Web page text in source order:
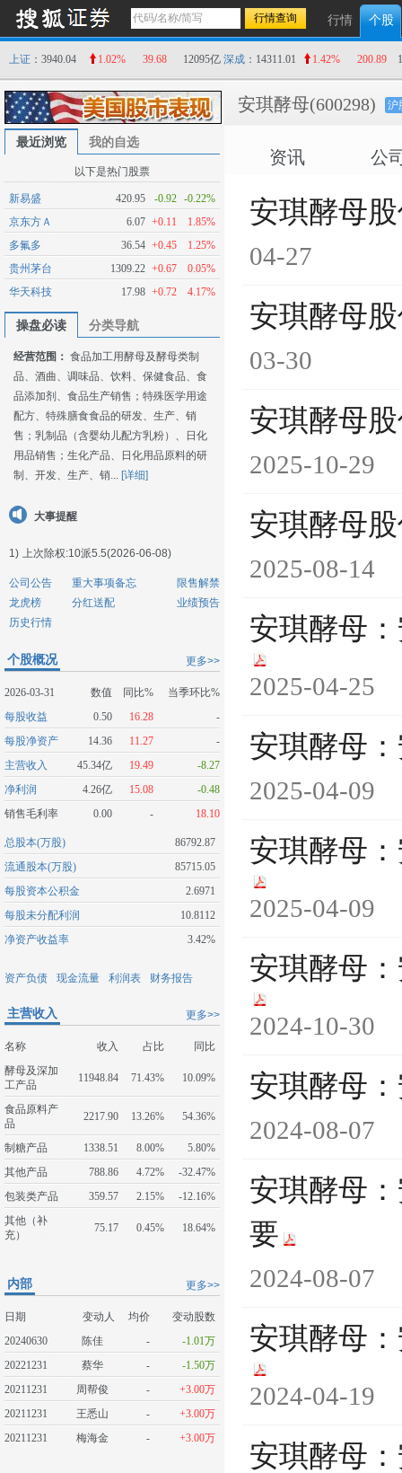
行情 个股
上证 ：3940.04 1.02% 39.68 12095亿 深成 ：14311.01 1.42% 200.89
最近浏览 我的自选
以下是热门股票
新易盛 420.95 -0.92 -0.22%
京东方Ａ
6.07 +0.11
1.85%
多氟多
36.54 +0.45
1.25%
贵州茅台
1309.22 +0.67
0.05%
华天科技
17.98 +0.72 4.17%
操盘必读 分类导航
经营范围： 食品加工用酵母及酵母类制
品、酒曲、调味品、饮料、保健食品、食
品添加剂、食品生产销售；特殊医学用途
配方、特殊膳食食品的研发、生产、销
售；乳制品（含婴幼儿配方乳粉）、日化
用品销售；生化产品、日化用品原料的研
制、开发、生产、销... [详细]
大事提醒
1) 上次除权:10派5.5(2026-06-08)
公司公告 重大事项备忘
限售解禁
龙虎榜
分红送配
业绩预告
历史行情
更多>>
个股概况
2026-03-31 数值 同比%
当季环比%
每股收益
0.50 16.28
-
每股净资产
14.36 11.27
-
主营收入
45.34亿 19.49
-8.27
净利润
4.26亿 15.08
-0.48
销售毛利率
0.00 - 18.10
总股本(万股)
86792.87
流通股本(万股)
85715.05
每股资本公积金
2.6971
每股未分配利润
10.8112
净资产收益率
3.42%
资产负债 现金流量 利润表 财务报告
更多>>
主营收入
名称 收入 占比
同比
酵母及深加
工产品
11948.84 71.43% 10.09%
食品原料产
品
2217.90 13.26% 54.36%
制糖产品 1338.51 8.00%
5.80%
其他产品
788.86 4.72%
-32.47%
包装类产品
359.57 2.15%
-12.16%
其他（补
充）
75.17 0.45% 18.64%
更多>>
内部
日期 变动人 均价
变动股数
20240630
陈佳 -
-1.01万
20221231
蔡华 -
-1.50万
20211231
周帮俊 -
+3.00万
20211231
王悉山 -
+3.00万
20211231
梅海金 - +3.00万
安琪酵母(600298) 沪
资讯 公
安琪酵母
04-27
安琪酵母
03-30
安琪酵母
2025-10-29
安琪酵母
2025-08-14
安琪酵母
2025-04-25
安琪酵母
2025-04-09
安琪酵母
2025-04-09
安琪酵母
2024-10-30
安琪酵母
2024-08-07
安琪酵母
要
2024-08-07
安琪酵母
2024-04-19
安琪酵母